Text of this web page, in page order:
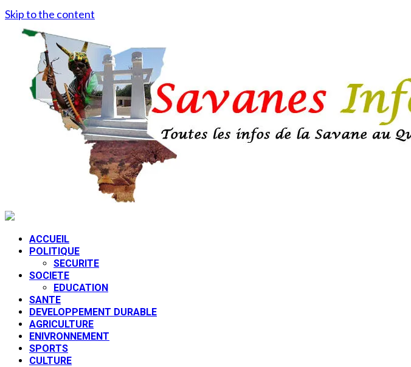
Skip to the content
ACCUEIL
POLITIQUE
SECURITE
SOCIETE
EDUCATION
SANTE
DEVELOPPEMENT DURABLE
AGRICULTURE
ENIVRONNEMENT
SPORTS
CULTURE